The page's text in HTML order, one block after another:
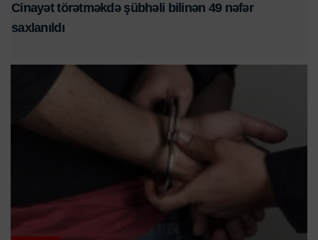
Cinayət törətməkdə şübhəli bilinən 49 nəfər
saxlanıldı